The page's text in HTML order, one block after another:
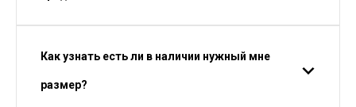
Как узнать есть ли в наличии нужный мне
размер?